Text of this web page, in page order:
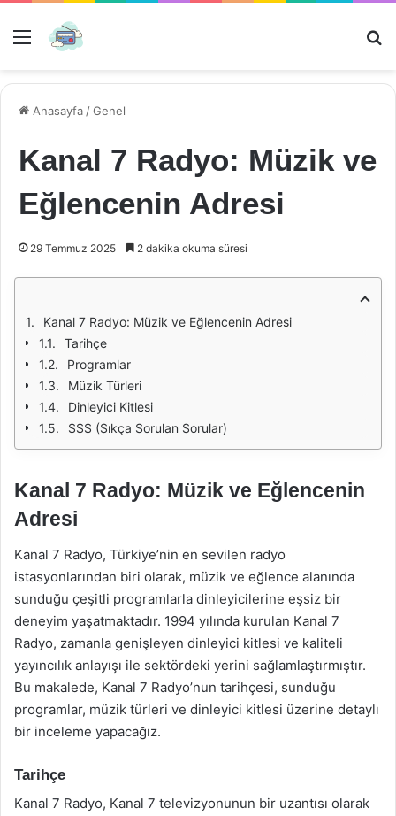
Menü
Anasayfa /Genel
Kanal 7 Radyo: Müzik ve
Eğlencenin Adresi
29 Temmuz 2025 2 dakika okuma süresi
Kanal 7 Radyo: Müzik ve Eğlencenin Adresi
Tarihçe
Programlar
Müzik Türleri
Dinleyici Kitlesi
SSS (Sıkça Sorulan Sorular)
Kanal 7 Radyo: Müzik ve Eğlencenin
Adresi
Kanal 7 Radyo, Türkiye’nin en sevilen radyo
istasyonlarından biri olarak, müzik ve eğlence alanında
sunduğu çeşitli programlarla dinleyicilerine eşsiz bir
deneyim yaşatmaktadır. 1994 yılında kurulan Kanal 7
Radyo, zamanla genişleyen dinleyici kitlesi ve kaliteli
yayıncılık anlayışı ile sektördeki yerini sağlamlaştırmıştır.
Bu makalede, Kanal 7 Radyo’nun tarihçesi, sunduğu
programlar, müzik türleri ve dinleyici kitlesi üzerine detaylı
bir inceleme yapacağız.
Tarihçe
Kanal 7 Radyo, Kanal 7 televizyonunun bir uzantısı olarak